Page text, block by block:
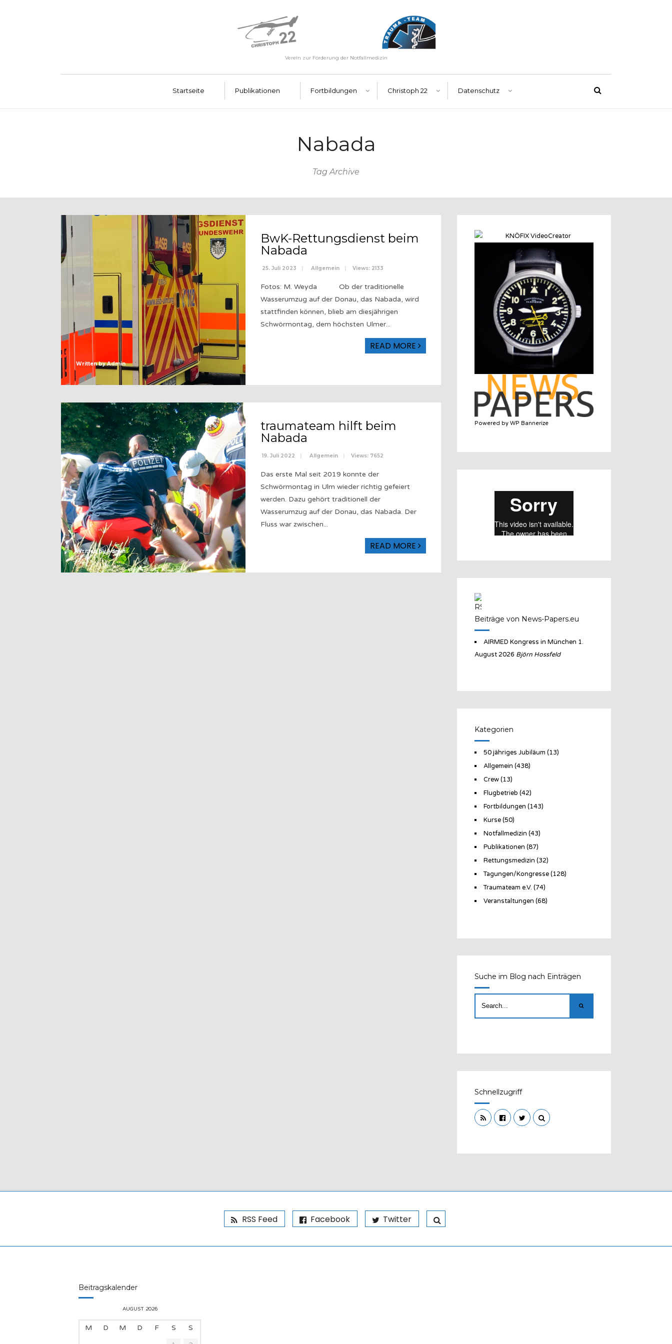
Verein zur Förderung der Notfallmedizin
Startseite Publikationen Fortbildungen Christoph 22 Datenschutz
Nabada
Tag Archive
Written byAdmin
BwK-Rettungsdienst beim
Nabada
25. Juli 2023 | Allgemein | Views: 2133
Fotos: M. Weyda Ob der traditionelle
Wasserumzug auf der Donau, das Nabada, wird
stattfinden können, blieb am diesjährigen
Schwörmontag, dem höchsten Ulmer...
READ MORE
Written byAdmin
traumateam hilft beim
Nabada
19. Juli 2022 | Allgemein | Views: 7652
Das erste Mal seit 2019 konnte der
Schwörmontag in Ulm wieder richtig gefeiert
werden. Dazu gehört traditionell der
Wasserumzug auf der Donau, das Nabada. Der
Fluss war zwischen...
READ MORE
Powered by WP Bannerize
Beiträge von News-Papers.eu
AIRMED Kongress in München 1.
August 2026 Björn Hossfeld
Kategorien
50 jähriges Jubiläum (13)
Allgemein (438)
Crew(13)
Flugbetrieb (42)
Fortbildungen (143)
Kurse(50)
Notfallmedizin (43)
Publikationen (87)
Rettungsmedizin (32)
Tagungen/Kongresse(128)
Traumateam e.V. (74)
Veranstaltungen (68)
Suche im Blog nach Einträgen
Schnellzugriff
RSS Feed Facebook Twitter
Beitragskalender
AUGUST 2026
M D M D F S
S